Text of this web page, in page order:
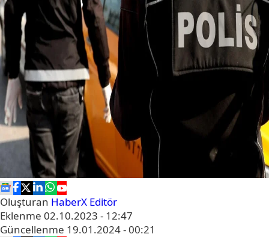
Oluşturan HaberX Editör
Eklenme 02.10.2023 - 12:47
Güncellenme 19.01.2024 - 00:21